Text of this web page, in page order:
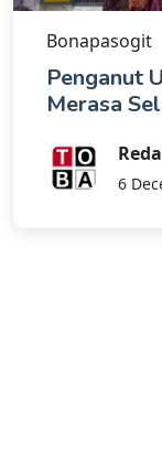
Bonapasogit
Penganut
Merasa
6